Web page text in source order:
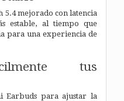
5.4 mejorado con latencia
estable, al tiempo que
para una experiencia de
tus
Earbuds para ajustar la